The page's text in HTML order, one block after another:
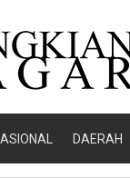
DAERAH